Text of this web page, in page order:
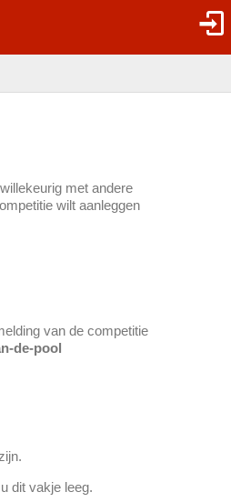
met andere
wilt aanleggen
van de competitie
de-pool
dit vakje leeg.